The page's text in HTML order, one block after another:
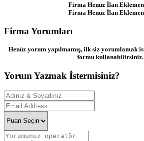
Firma Henüz İlan
Firma Henüz İlan
Firma Yorumları
Henüz yorum yapılmamış, ilk siz yorumlamak
formu kullanabilirsiniz.
Yorum Yazmak İstermisiniz?